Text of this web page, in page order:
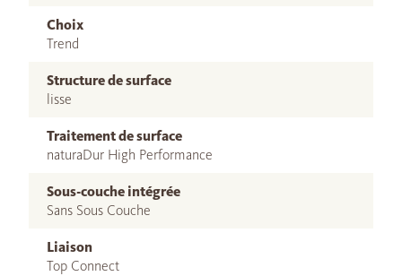
Choix
Trend
Structure de surface
lisse
Traitement de surface
naturaDur High Performance
Sous-couche intégrée
Sans Sous Couche
Liaison
Top Connect